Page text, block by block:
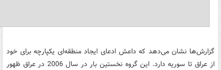
گزارش‌ها نشان می‌دهد که داعش ادعای ایجاد منطقه‌ای یکپارچه برای خود
از عراق تا سوریه دارد. این گروه نخستین بار در سال 2006 در عراق ظهور